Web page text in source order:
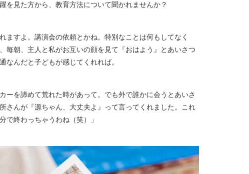
を見た方から、教育方法について聞かれませんか？
ますよ。講演会の依頼とかね。特別なことは何もしてなく
毎朝、主人と私がお互いの顔を見て『おはよう』とあいさつ
なんだと子どもが感じてくれれば。
ーを諦めて荒れた時があって。でも外で誰かに会うとあいさ
さんが『源ちゃん、大丈夫よ』って言ってくれました。これ
で終わっちゃうわね（笑）」